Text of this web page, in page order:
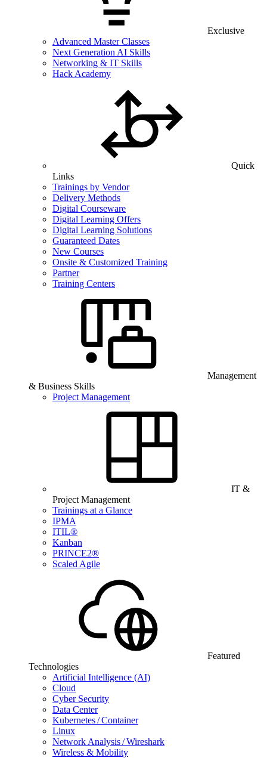
Exclusive
Advanced Master Classes
Next Generation AI Skills
Networking & IT Skills
Hack Academy
Quick
Links
Trainings by Vendor
Delivery Methods
Digital Courseware
Digital Learning Offers
Digital Learning Solutions
Guaranteed Dates
New Courses
Onsite & Customized Training
Partner
Training Centers
Management
& Business Skills
Project Management
IT &
Project Management
Trainings at a Glance
IPMA
ITIL®
Kanban
PRINCE2®
Scaled Agile
Featured
Technologies
Artificial Intelligence (AI)
Cloud
Cyber Security
Data Center
Kubernetes / Container
Linux
Network Analysis / Wireshark
Wireless & Mobility